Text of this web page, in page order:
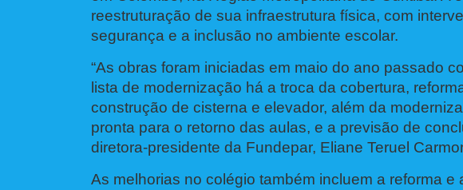
reestruturação de sua infraestrutura física, com
segurança e a inclusão no ambiente escolar.
“As obras foram iniciadas em maio do ano passado
lista de modernização há a troca da cobertura,
construção de cisterna e elevador, além da
pronta para o retorno das aulas, e a previsão de
diretora-presidente da Fundepar, Eliane Teruel
As melhorias no colégio também incluem a reforma